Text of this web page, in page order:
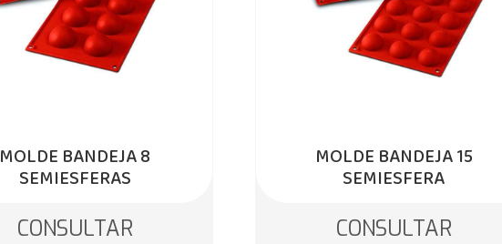
MOLDE BANDEJA 8
SEMIESFERAS
CONSULTAR
MOLDE BANDEJA 15
SEMIESFERA
CONSULTAR